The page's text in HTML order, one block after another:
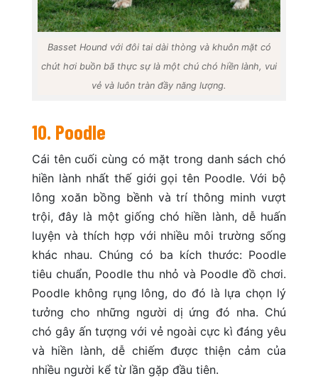
Basset Hound với đôi tai dài thòng và khuôn mặt có
chút hơi buồn bã thực sự là một chú chó hiền lành, vui
vẻ và luôn tràn đầy năng lượng.
10. Poodle
Cái tên cuối cùng có mặt trong danh sách chó
hiền lành nhất thế giới gọi tên Poodle. Với bộ
lông xoăn bồng bềnh và trí thông minh vượt
trội, đây là một giống chó hiền lành, dễ huấn
luyện và thích hợp với nhiều môi trường sống
khác nhau. Chúng có ba kích thước: Poodle
tiêu chuẩn, Poodle thu nhỏ và Poodle đồ chơi.
Poodle không rụng lông, do đó là lựa chọn lý
tưởng cho những người dị ứng đó nha. Chú
chó gây ấn tượng với vẻ ngoài cực kì đáng yêu
và hiền lành, dễ chiếm được thiện cảm của
nhiều người kể từ lần gặp đầu tiên.